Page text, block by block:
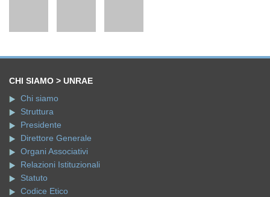
CHI SIAMO > UNRAE
Chi siamo
Struttura
Presidente
Direttore Generale
Organi Associativi
Relazioni Istituzionali
Statuto
Codice Etico